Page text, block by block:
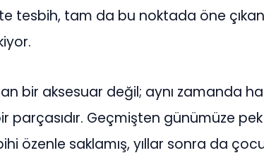
tesbih, tam da bu noktada öne
bir aksesuar değil; aynı zamanda
parçasıdır. Geçmişten günümüze
özenle saklamış, yıllar sonra da